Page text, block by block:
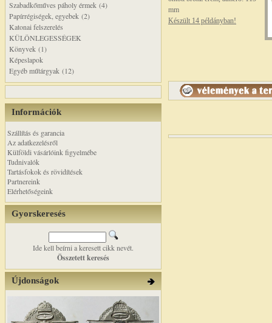
Szabadkőműves páholy érmek (4)
Papírrégiségek, egyebek (2)
Katonai felszerelés
KÜLÖNLEGESSÉGEK
Könyvek (1)
Képeslapok
Egyéb műtárgyak (12)
Információk
Szállítás és garancia
Az adatkezelésről
Külföldi vásárlóink figyelmébe
Tudnivalók
Tartásfokok és rövidítések
Partnereink
Elérhetőségeink
Gyorskeresés
Ide kell beírni a keresett cikk nevét.
Összetett keresés
Újdonságok
mm
Készült 14 példányban!